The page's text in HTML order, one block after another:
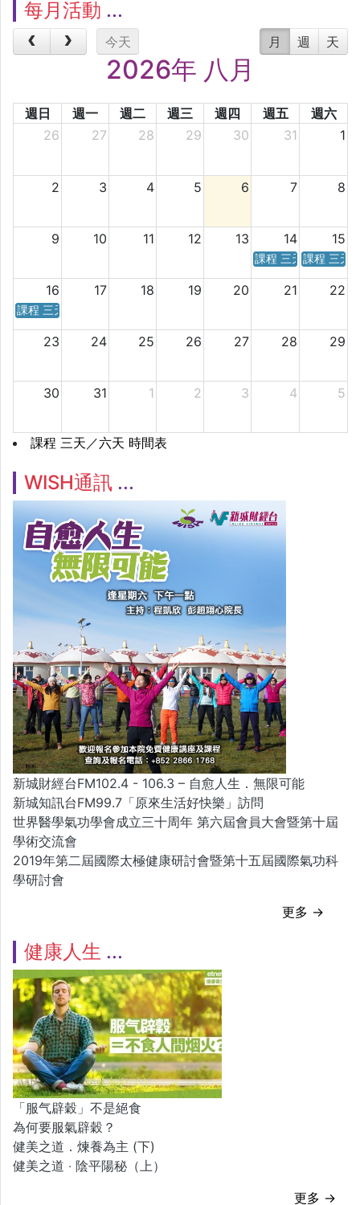
每月活動
今天 月 週 天
2026年 八月
週日 週一 週二 週三 週四 週五
週六
26
27 28 29 30 31 1
2 3 4 5 6 7 8
9 10 11 12 13 14 15
課程 三天／六天 時
課程 三天
16 17 18 19 20 21 22
課程 三天／六天 時間表
23 24 25 26 27 28 29
30 31 1 2 3 4 5
課程 三天／六天 時間表
WISH通訊
新城財經台FM102.4 - 106.3 – 自愈人生．無限可能
新城知訊台FM99.7「原來生活好快樂」訪問
世界醫學氣功學會成立三十周年 第六屆會員大會暨第十屆
學術交流會
2019年第二屆國際太極健康研討會暨第十五屆國際氣功科
學研討會
更多 →
健康人生
「服气辟穀」不是絕食
為何要服氣辟穀？
健美之道．煉養為主 (下)
健美之道 ‧ 陰平陽秘（上）
更多 →